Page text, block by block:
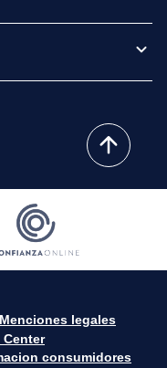
Menciones legales
Center
consumidores